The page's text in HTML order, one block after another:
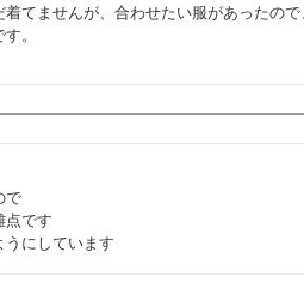
てませんが、合わせたい服があったの
。
で
点です
うにしています